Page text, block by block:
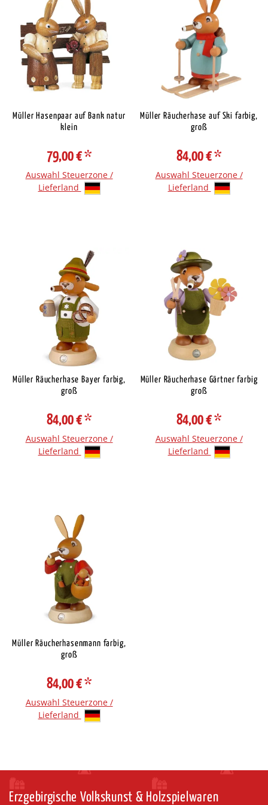
Müller Hasenpaar auf Bank natur
klein
79,00 €*
Auswahl Steuerzone /
Lieferland
Müller Räucherhase auf Ski farbig,
groß
84,00 €*
Auswahl Steuerzone /
Lieferland
Müller Räucherhase Bayer farbig,
groß
84,00 €*
Auswahl Steuerzone /
Lieferland
Müller Räucherhase Gärtner farbig
groß
84,00 €*
Auswahl Steuerzone /
Lieferland
Müller Räucherhasenmann farbig,
groß
84,00 €*
Auswahl Steuerzone /
Lieferland
Erzgebirgische Volkskunst & Holzspielwaren